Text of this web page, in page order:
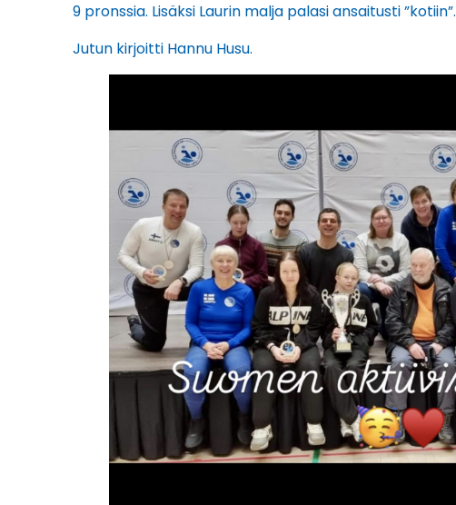
9 pronssia. Lisäksi Laurin malja palasi ansaitusti ”kotiin”.
Jutun kirjoitti Hannu Husu.